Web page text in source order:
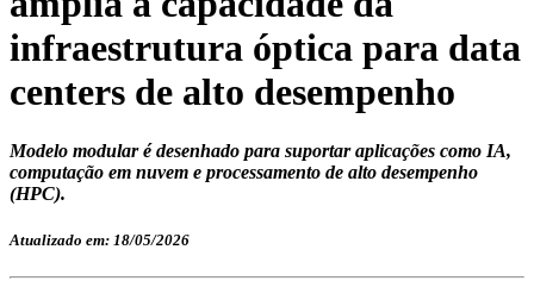
infraestrutura óptica para data
centers de alto desempenho
Modelo modular é desenhado para suportar aplicações como IA,
computação em nuvem e processamento de alto desempenho
(HPC).
Atualizado em: 18/05/2026